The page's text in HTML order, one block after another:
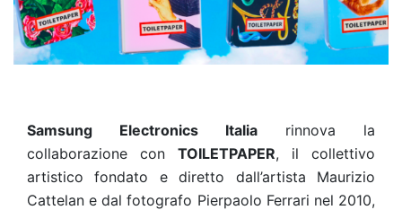
Samsung Electronics Italia
rinnova la
collaborazione con
TOILETPAPER, il collettivo
artistico fondato e diretto dall’artista Maurizio
Cattelan e dal fotografo Pierpaolo Ferrari nel 2010,